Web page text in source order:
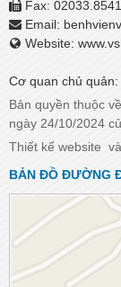
Fax:
Email:
Website:
Cơ quan chủ
Bản quyền thuộc
ngày 24/10/2024
Thiết kế website và
BẢN ĐỒ ĐƯỜNG